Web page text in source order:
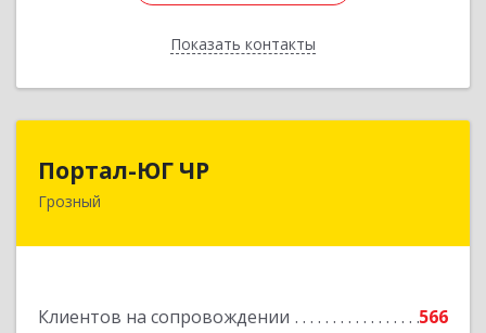
Показать контакты
Назад
Портал-ЮГ ЧР
Грозный
Клиентов на сопровождении
566
364906, Чеченская Респ, Грозный г, Путина пр-